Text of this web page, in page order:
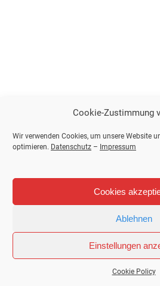
Cookie-Zustimmung
Wir verwenden Cookies, um unsere Website
optimieren. Datenschutz – Impressum
Cookies
Ablehnen
Einstellungen
Cookie Policy